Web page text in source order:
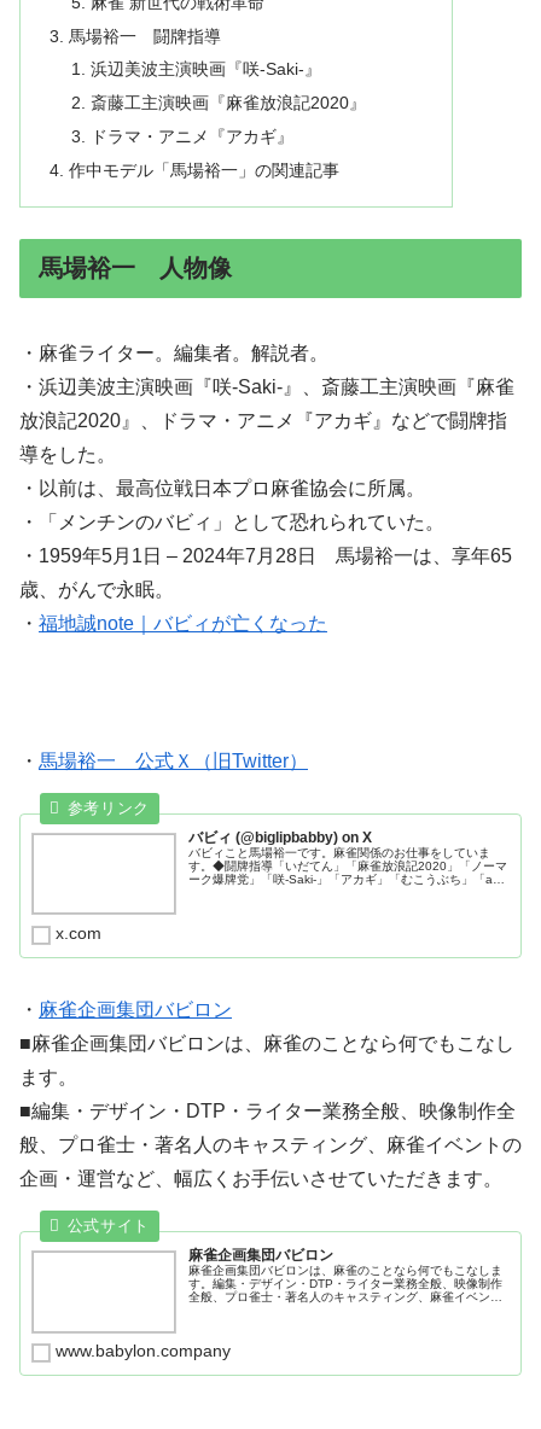
馬場裕一 闘牌指導
浜辺美波主演映画『咲-Saki-』
斎藤工主演映画『麻雀放浪記2020』
ドラマ・アニメ『アカギ』
作中モデル「馬場裕一」の関連記事
馬場裕一 人物像
・麻雀ライター。編集者。解説者。
・浜辺美波主演映画『咲-Saki-』、斎藤工主演映画『麻雀
放浪記2020』、ドラマ・アニメ『アカギ』などで闘牌指
導をした。
・以前は、最高位戦日本プロ麻雀協会に所属。
・「メンチンのバビィ」として恐れられていた。
・1959年5月1日 – 2024年7月28日 馬場裕一は、享年65
歳、がんで永眠。
・ 福地誠note｜バビィが亡くなった
・ 馬場裕一 公式Ｘ（旧Twitter）
バビィ (@biglipbabby) on X
バビィこと馬場裕一です。麻雀関係のお仕事をしていま
す。◆闘牌指導「いだてん」「麻雀放浪記2020」「ノーマ
ーク爆牌党」「咲-Saki-」「アカギ」「むこうぶち」「aki-
x.com
・ 麻雀企画集団バビロン
■麻雀企画集団バビロンは、麻雀のことなら何でもこなし
ます。
■編集・デザイン・DTP・ライター業務全般、映像制作全
般、プロ雀士・著名人のキャスティング、麻雀イベントの
企画・運営など、幅広くお手伝いさせていただきます。
麻雀企画集団バビロン
麻雀企画集団バビロンは、麻雀のことなら何でもこなしま
す。編集・デザイン・DTP・ライター業務全般、映像制作
全般、プロ雀士・著名人のキャスティング、麻雀イベント
www.babylon.company